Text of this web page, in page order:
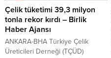
Çelik tüketimi 39,3 milyon
tonla rekor kırdı – Birlik
Haber Ajansı
ANKARA-BHA Türkiye Çelik
Üreticileri Derneği (TÇÜD)